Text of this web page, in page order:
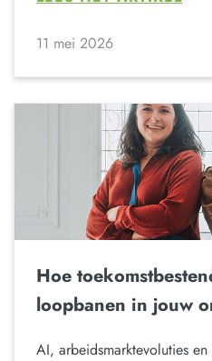
11 mei 2026
Hoe
loopbanen in jouw
AI, arbeidsmarktevoluties